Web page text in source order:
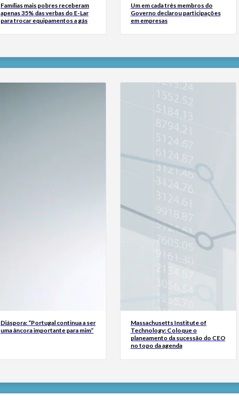
Famílias mais pobres receberam
apenas 35% das verbas do E-Lar
para trocar equipamentos a gás
Um em cada três membros do
Governo declarou participações
em empresas
Diáspora: “Portugal continua a ser
uma âncora importante para mim”
Massachusetts Institute of
Technology: Coloque o
planeamento da sucessão do CEO
no topo da agenda